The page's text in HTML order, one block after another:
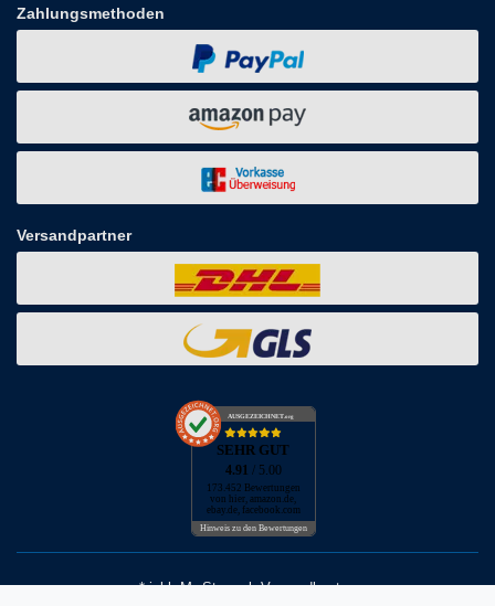
Zahlungsmethoden
Versandpartner
AUSGEZEICHNET.org
SEHR GUT
4.91 / 5.00
173.452 Bewertungen
von hier, amazon.de,
ebay.de, facebook.com
Hinweis zu den Bewertungen
* inkl. MwSt. zzgl. Versandkosten